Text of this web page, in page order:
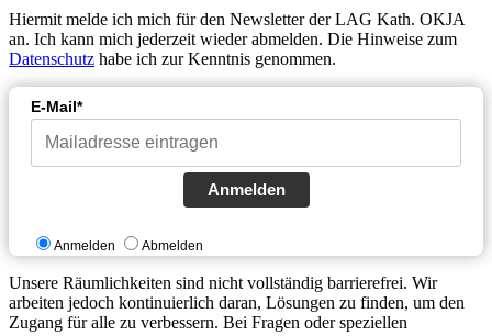
Hiermit melde ich mich für den Newsletter der LAG Kath. OKJA
an. Ich kann mich jederzeit wieder abmelden. Die Hinweise zum
Datenschutz habe ich zur Kenntnis genommen.
E-Mail*
Anmelden
Anmelden Abmelden
Unsere Räumlichkeiten sind nicht vollständig barrierefrei. Wir
arbeiten jedoch kontinuierlich daran, Lösungen zu finden, um den
Zugang für alle zu verbessern. Bei Fragen oder speziellen